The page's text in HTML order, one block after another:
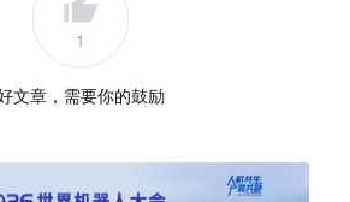
1
文章，需要你的鼓励